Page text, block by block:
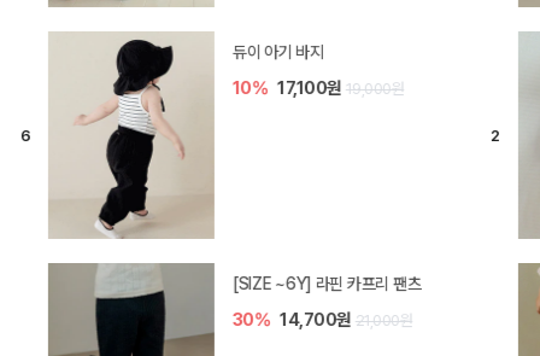
듀이 아기 바지
10% 17,100원 19,000원
[SIZE ~6Y] 라핀 카프리 팬츠
30% 14,700원 21,000원